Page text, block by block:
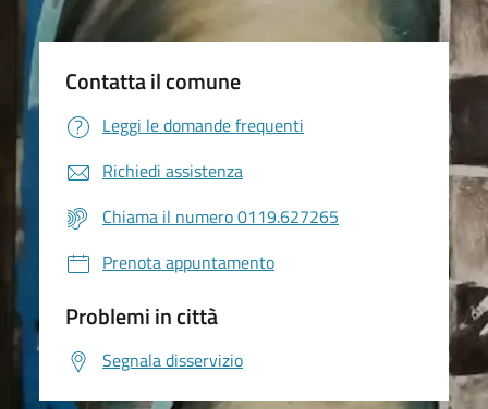
Contatta il comune
Leggi le domande frequenti
Richiedi assistenza
Chiama il numero 0119.627265
Prenota appuntamento
Problemi in città
Segnala disservizio